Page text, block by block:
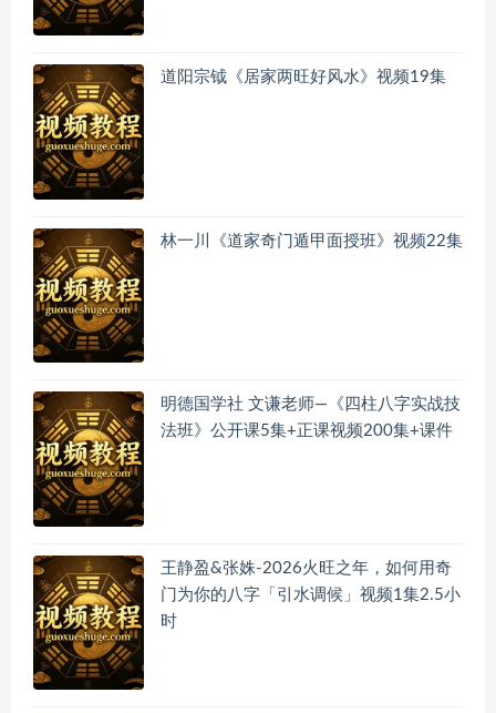
道阳宗钺《居家两旺好风水》视频19集
林一川《道家奇门遁甲面授班》视频22集
明德国学社 文谦老师—《四柱八字实战技
法班》公开课5集+正课视频200集+课件
王静盈&张姝-2026火旺之年，如何用奇
门为你的八字「引水调候」视频1集2.5小
时